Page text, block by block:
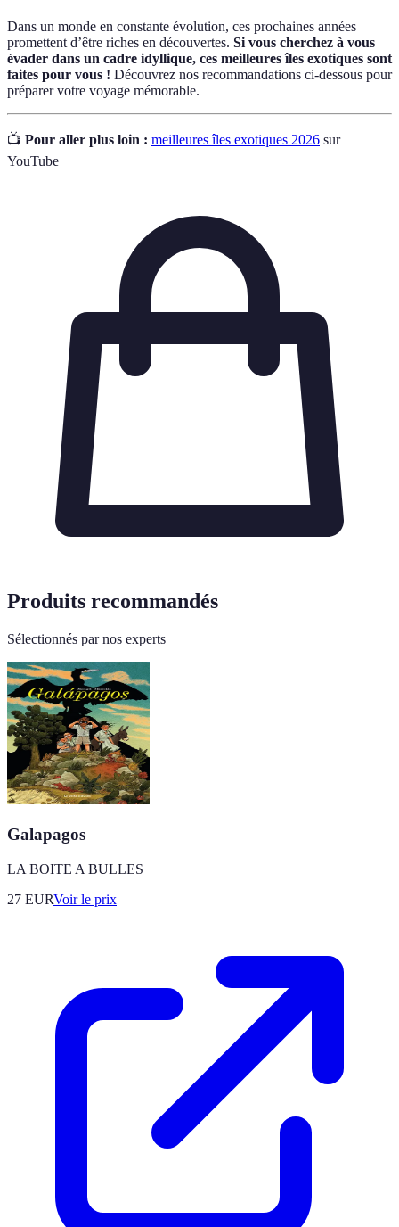
Dans un monde en constante évolution, ces prochaines années
promettent d’être riches en découvertes. Si vous cherchez à vous
évader dans un cadre idyllique, ces meilleures îles exotiques sont
faites pour vous ! Découvrez nos recommandations ci-dessous pour
préparer votre voyage mémorable.
📺 Pour aller plus loin : meilleures îles exotiques 2026 sur
YouTube
Produits recommandés
Sélectionnés par nos experts
Galapagos
LA BOITE A BULLES
27 EURVoir le prix